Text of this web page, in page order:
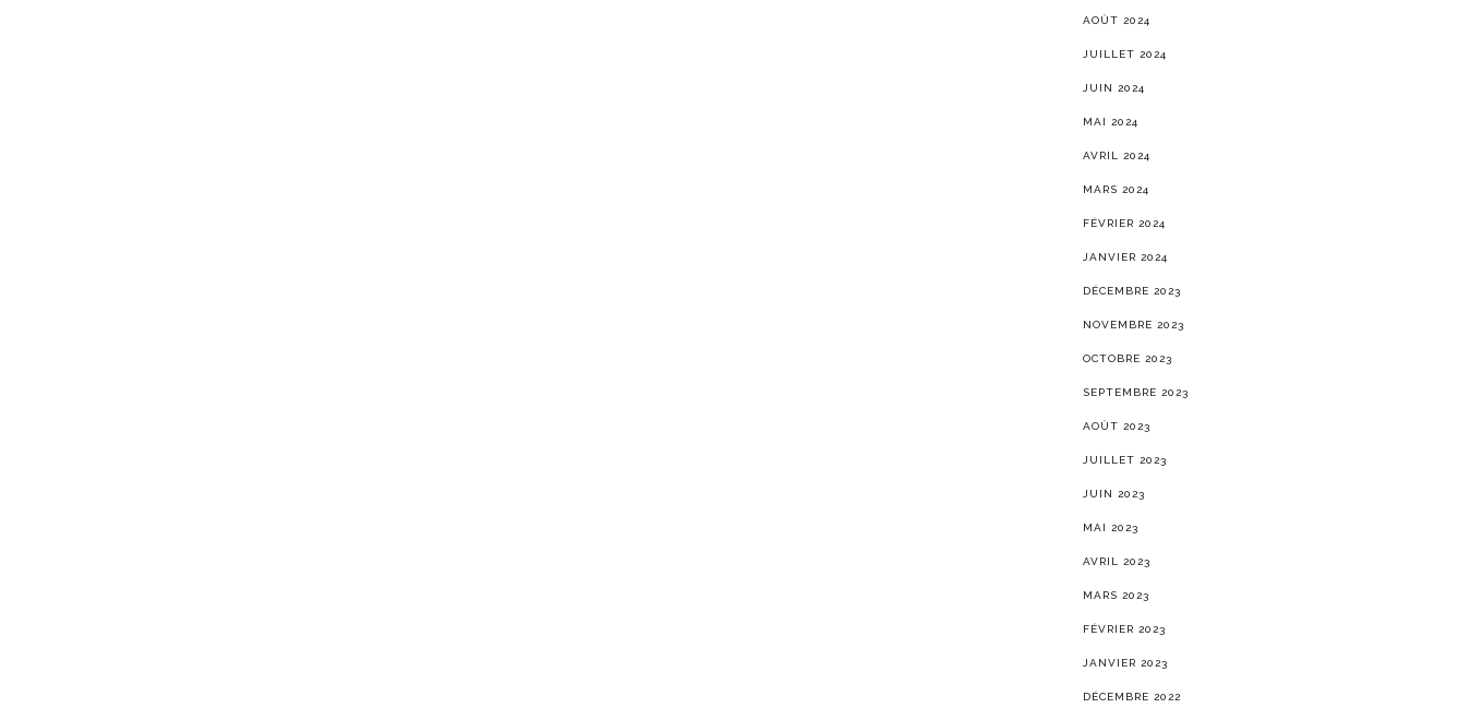
AOÛT 2024
JUILLET 2024
JUIN 2024
MAI 2024
AVRIL 2024
MARS 2024
FÉVRIER 2024
JANVIER 2024
DÉCEMBRE 2023
NOVEMBRE 2023
OCTOBRE 2023
SEPTEMBRE 2023
AOÛT 2023
JUILLET 2023
JUIN 2023
MAI 2023
AVRIL 2023
MARS 2023
FÉVRIER 2023
JANVIER 2023
DÉCEMBRE 2022